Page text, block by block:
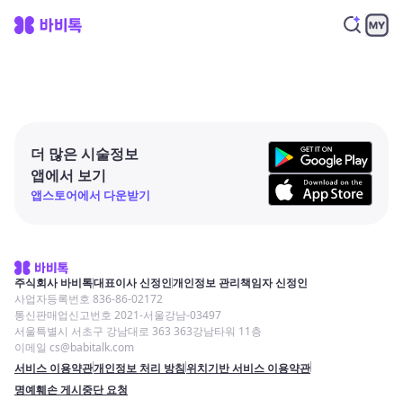
더 많은 시술정보
앱에서 보기
앱스토어에서 다운받기
주식회사 바비톡대표이사 신정인개인정보 관리책임자 신정인
사업자등록번호 836-86-02172
통신판매업신고번호 2021-서울강남-03497
서울특별시 서초구 강남대로 363 363강남타워 11층
이메일 cs@babitalk.com
서비스 이용약관개인정보 처리 방침위치기반 서비스 이용약관
명예훼손 게시중단 요청